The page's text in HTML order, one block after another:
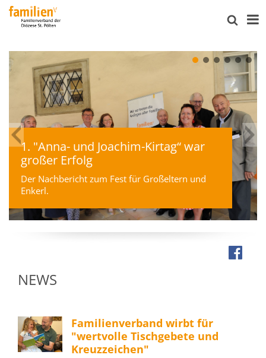
1. "Anna- und Joachim-Kirtag“ war
großer Erfolg
Der Nachbericht zum Fest für Großeltern und
Enkerl.
NEWS
Familienverband wirbt für
"wertvolle Tischgebete und
Kreuzzeichen"